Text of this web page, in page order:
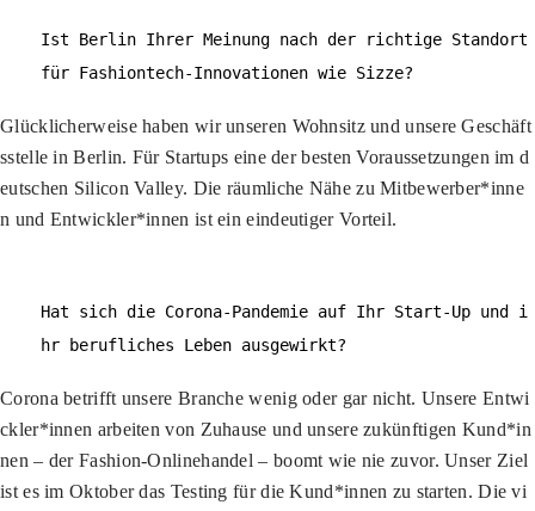
Ist Berlin Ihrer Meinung nach der richtige Standort
für Fashiontech-Innovationen wie Sizze?
Glücklicherweise haben wir unseren Wohnsitz und unsere Geschäft
sstelle in Berlin. Für Startups eine der besten Voraussetzungen im d
eutschen Silicon Valley. Die räumliche Nähe zu Mitbewerber*inne
n und Entwickler*innen ist ein eindeutiger Vorteil.
Hat sich die Corona-Pandemie auf Ihr Start-Up und i
hr berufliches Leben ausgewirkt?
Corona betrifft unsere Branche wenig oder gar nicht. Unsere Entwi
ckler*innen arbeiten von Zuhause und unsere zukünftigen Kund*in
nen – der Fashion-Onlinehandel – boomt wie nie zuvor. Unser Ziel
ist es im Oktober das Testing für die Kund*innen zu starten. Die vi